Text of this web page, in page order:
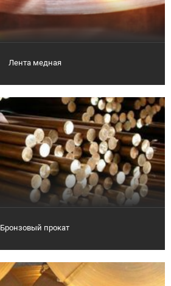
Лента медная
Бронзовый прокат